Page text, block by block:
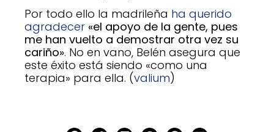
Por todo ello la madrileña ha querido
agradecer «el apoyo de la gente, pues
me han vuelto a demostrar otra vez su
cariño». No en vano, Belén asegura que
este éxito está siendo «como una
terapia» para ella. (valium)